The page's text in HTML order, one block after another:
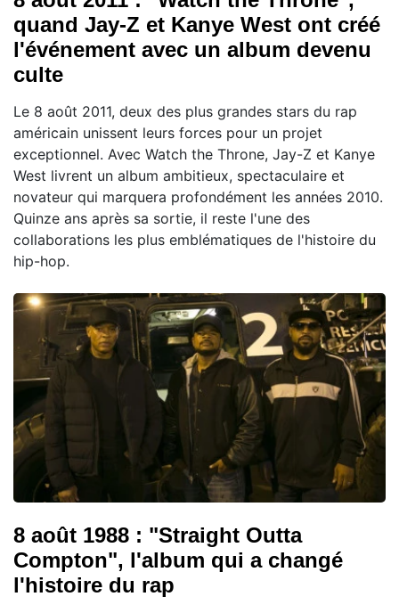
quand Jay-Z et Kanye West ont créé
l'événement avec un album devenu
culte
Le 8 août 2011, deux des plus grandes stars du rap
américain unissent leurs forces pour un projet
exceptionnel. Avec Watch the Throne, Jay-Z et Kanye
West livrent un album ambitieux, spectaculaire et
novateur qui marquera profondément les années 2010.
Quinze ans après sa sortie, il reste l'une des
collaborations les plus emblématiques de l'histoire du
hip-hop.
8 août 1988 : "Straight Outta
Compton", l'album qui a changé
l'histoire du rap